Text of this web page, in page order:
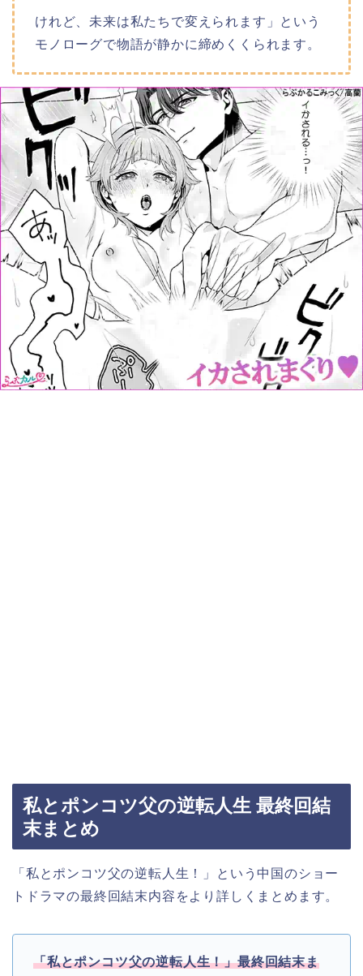
けれど、未来は私たちで変えられます」という
モノローグで物語が静かに締めくくられます。
私とポンコツ父の逆転人生 最終回結
末まとめ
「私とポンコツ父の逆転人生！」
という中国のショー
トドラマの最終回結末内容をより詳しくまとめます。
「私とポンコツ父の逆転人生！」最終回結末ま